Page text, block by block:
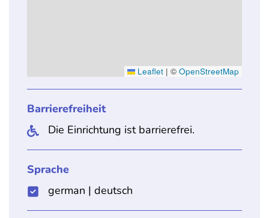
Leaflet | © OpenStreetMap
Barrierefreiheit
Die Einrichtung ist barrierefrei.
Sprache
german | deutsch